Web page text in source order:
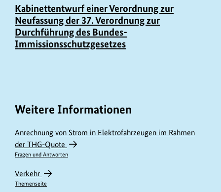
Kabinettentwurf einer Verordnung zur
Neufassung der 37. Verordnung zur
Durchführung des Bundes-
Immissionsschutzgesetzes
Weitere Informationen
Anrechnung von Strom in Elektrofahrzeugen im Rahmen
der THG-Quote
Fragen und Antworten
Verkehr
Themenseite